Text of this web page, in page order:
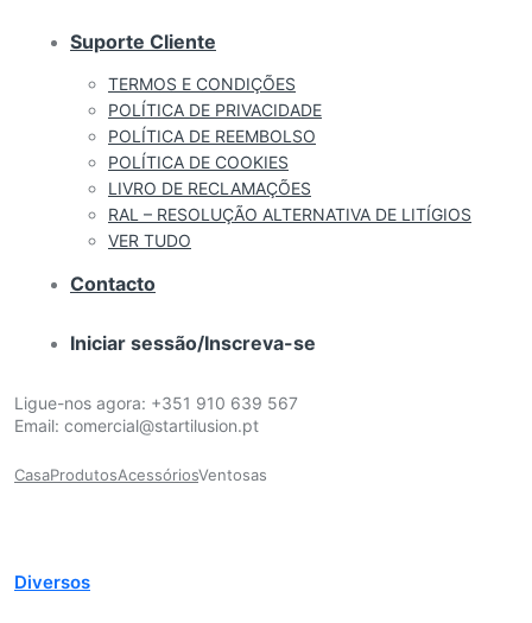
Suporte Cliente
TERMOS E CONDIÇÕES
POLÍTICA DE PRIVACIDADE
POLÍTICA DE REEMBOLSO
POLÍTICA DE COOKIES
LIVRO DE RECLAMAÇÕES
RAL – RESOLUÇÃO ALTERNATIVA DE LITÍGIOS
VER TUDO
Contacto
Iniciar sessão/Inscreva-se
Ligue-nos agora: +351 910 639 567
Email: comercial@startilusion.pt
CasaProdutosAcessóriosVentosas
Diversos